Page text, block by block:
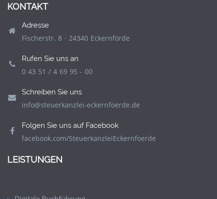
KONTAKT
Adresse
Fischerstr. 8 · 24340 Eckernförde
Rufen Sie uns an
0 43 51 / 4 69 95 - 00
Schreiben Sie uns
info@steuerkanzlei-eckernfoerde.de
Folgen Sie uns auf Facebook
facebook.com/SteuerkanzleiEckernfoerde
LEISTUNGEN